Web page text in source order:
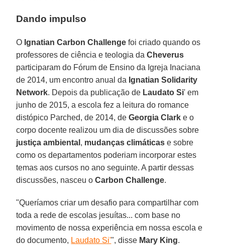
Dando impulso
O Ignatian Carbon Challenge foi criado quando os
professores de ciência e teologia daCheverus
participaram do Fórum de Ensino da Igreja Inaciana
de 2014, um encontro anual da Ignatian Solidarity
Network. Depois da publicação de Laudato Si' em
junho de 2015, a escola fez a leitura do romance
distópico Parched, de 2014, deGeorgia Clark e o
corpo docente realizou um dia de discussões sobre
justiça ambiental , mudanças climáticas e sobre
como os departamentos poderiam incorporar estes
temas aos cursos no ano seguinte. A partir dessas
discussões, nasceu oCarbon Challenge.
"Queríamos criar um desafio para compartilhar com
toda a rede de escolas jesuítas... com base no
movimento de nossa experiência em nossa escola e
do documento, Laudato Si'", disse Mary King.